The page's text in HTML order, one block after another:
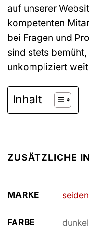
auf unserer
kompetenten
bei Fragen und
sind stets
unkompliziert
Inhalt
ZUSÄTZLICHE
MARKE
FARBE